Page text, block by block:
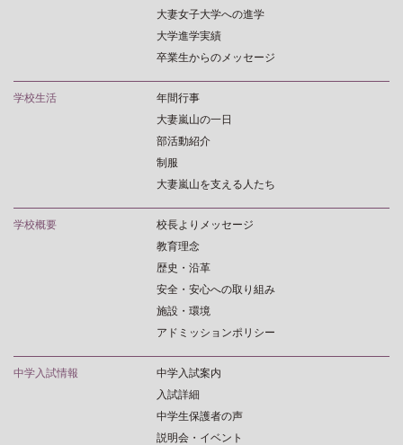
大妻女子大学への進学
大学進学実績
卒業生からのメッセージ
学校生活
年間行事
大妻嵐山の一日
部活動紹介
制服
大妻嵐山を支える人たち
学校概要
校長よりメッセージ
教育理念
歴史・沿革
安全・安心への取り組み
施設・環境
アドミッションポリシー
中学入試情報
中学入試案内
入試詳細
中学生保護者の声
説明会・イベント